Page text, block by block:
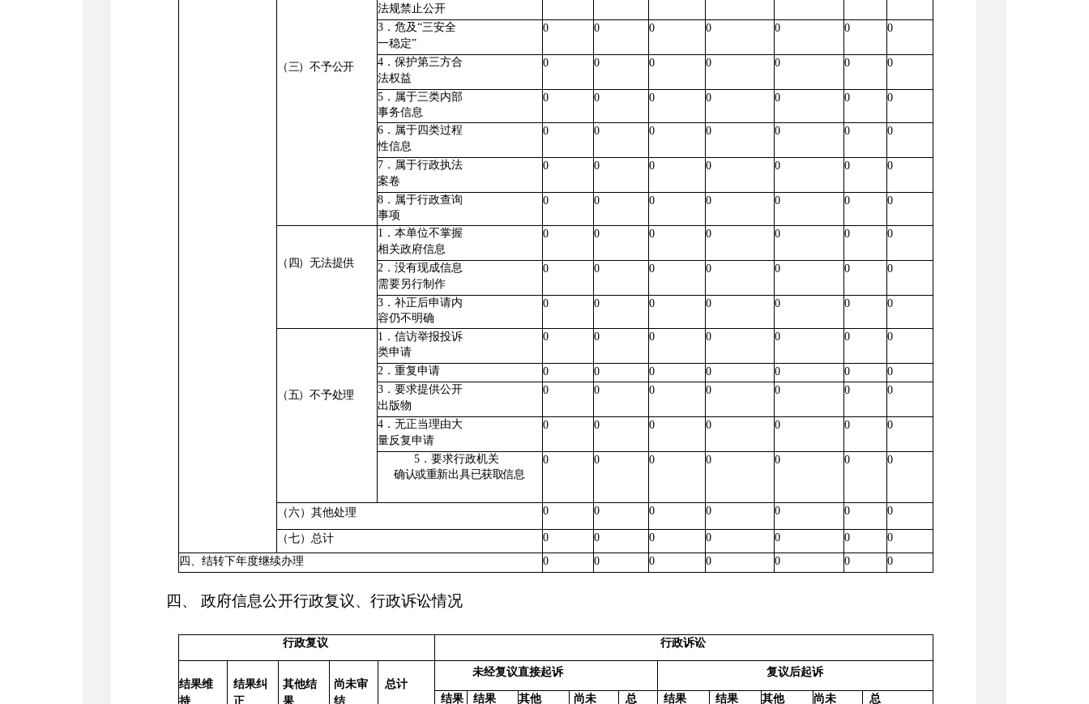
（三）不予公开
法规禁止公开
3．危及“三安全
一稳定”
0 0 0 0 0 0 0
4．保护第三方合
法权益
0 0 0 0 0 0 0
5．属于三类内部
事务信息
0 0 0 0 0 0 0
6．属于四类过程
性信息
0 0 0 0 0 0 0
7．属于行政执法
案卷
0 0 0 0 0 0 0
8．属于行政查询
事项
0 0 0 0 0 0 0
（ 四）无法提供
1．本单位不掌握
相关政府信息
0 0 0 0 0 0 0
2．没有现成信息
需要另行制作
0 0 0 0 0 0 0
3．补正后申请内
容仍不明确
0 0 0 0 0 0 0
（五）不予处理
1．信访举报投诉
类申请
0 0 0 0 0 0 0
2．重复申请 0 0 0 0 0 0
0
3．要求提供公开
出版物
0 0 0 0 0 0 0
4．无正当理由大
量反复申请
0 0 0 0 0 0 0
5．要求行政机关
确认或重新出具已获取信息
0 0 0 0 0 0 0
（六）其他处理 0 0 0 0 0 0 0
（七）总计 0 0 0 0 0 0
0
四、结转下年度继续办理
0 0 0 0 0 0 0
四、 政府信息公开行政复议、行政诉讼情况
行政复议 行政诉讼
结果维
持
结果纠
正
其他结
果
尚未审
结
总计
未经复议直接起诉 复议后起诉
结果 结果 其他 尚未 总 结果 结果 其他 尚未 总